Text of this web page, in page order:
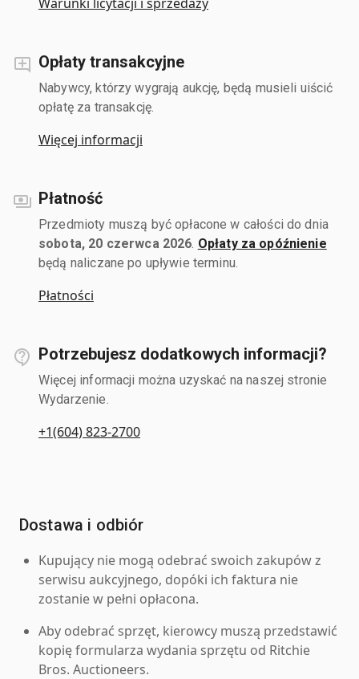
Opłaty transakcyjne
Nabywcy, którzy wygrają aukcję, będą musieli uiścić
opłatę za transakcję.
Więcej informacji
Płatność
Przedmioty muszą być opłacone w całości do dnia
sobota, 20 czerwca 2026 Opłaty za opóźnienie
będą naliczane po upływie terminu.
Płatności
Potrzebujesz dodatkowych informacji?
Więcej informacji można uzyskać na naszej stronie
Wydarzenie.
+1(604) 823-2700
Dostawa i odbiór
Kupujący nie mogą odebrać swoich zakupów z
serwisu aukcyjnego, dopóki ich faktura nie
zostanie w pełni opłacona.
Aby odebrać sprzęt, kierowcy muszą przedstawić
kopię formularza wydania sprzętu od Ritchie
Bros. Auctioneers.